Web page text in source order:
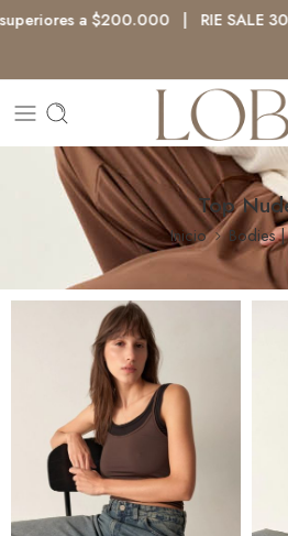
a $200.000 | RIE SALE 30%
Top
Inicio Bodies |